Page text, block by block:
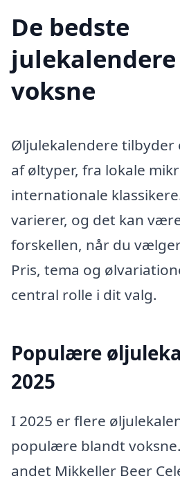
De bedste
voksne
Øljulekalendere tilbyder
af øltyper, fra lokale
internationale
varierer, og det kan
forskellen, når du
Pris, tema og
central rolle i dit valg.
Populære
2025
I 2025 er flere
populære blandt
andet Mikkeller Beer